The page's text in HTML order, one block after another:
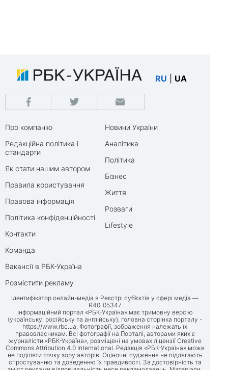
RU UA
Про компанію
Редакційна політика і
стандарти
Як стати нашим автором
Правила користування
Правова інформація
Політика конфіденційності
Контакти
Команда
Вакансії в РБК-Україна
Розмістити рекламу
Новини України
Аналітика
Політика
Бізнес
Життя
Розваги
Lifestyle
Ідентифікатор онлайн-медіа в Реєстрі суб’єктів у сфері медіа —
R40-05347
Інформаційний портал «РБК-Україна» має тримовну версію
(українську, російську та англійську), головна сторінка порталу -
https://www.rbc.ua. Фотографії, зображення належать їх
правовласникам. Всі фотографії на Порталі, авторами яких є
журналісти «РБК-Україна», розміщені на умовах ліцензії Creative
Commons Attribution 4.0 International. Редакція «РБК-Україна» може
не поділяти точку зору авторів. Оціночні судження не підлягають
спростуванню та доведенню їх правдивості. За достовірність та